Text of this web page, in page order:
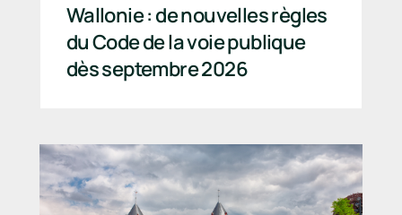
Wallonie : de nouvelles règles
du Code de la voie publique
dès septembre 2026